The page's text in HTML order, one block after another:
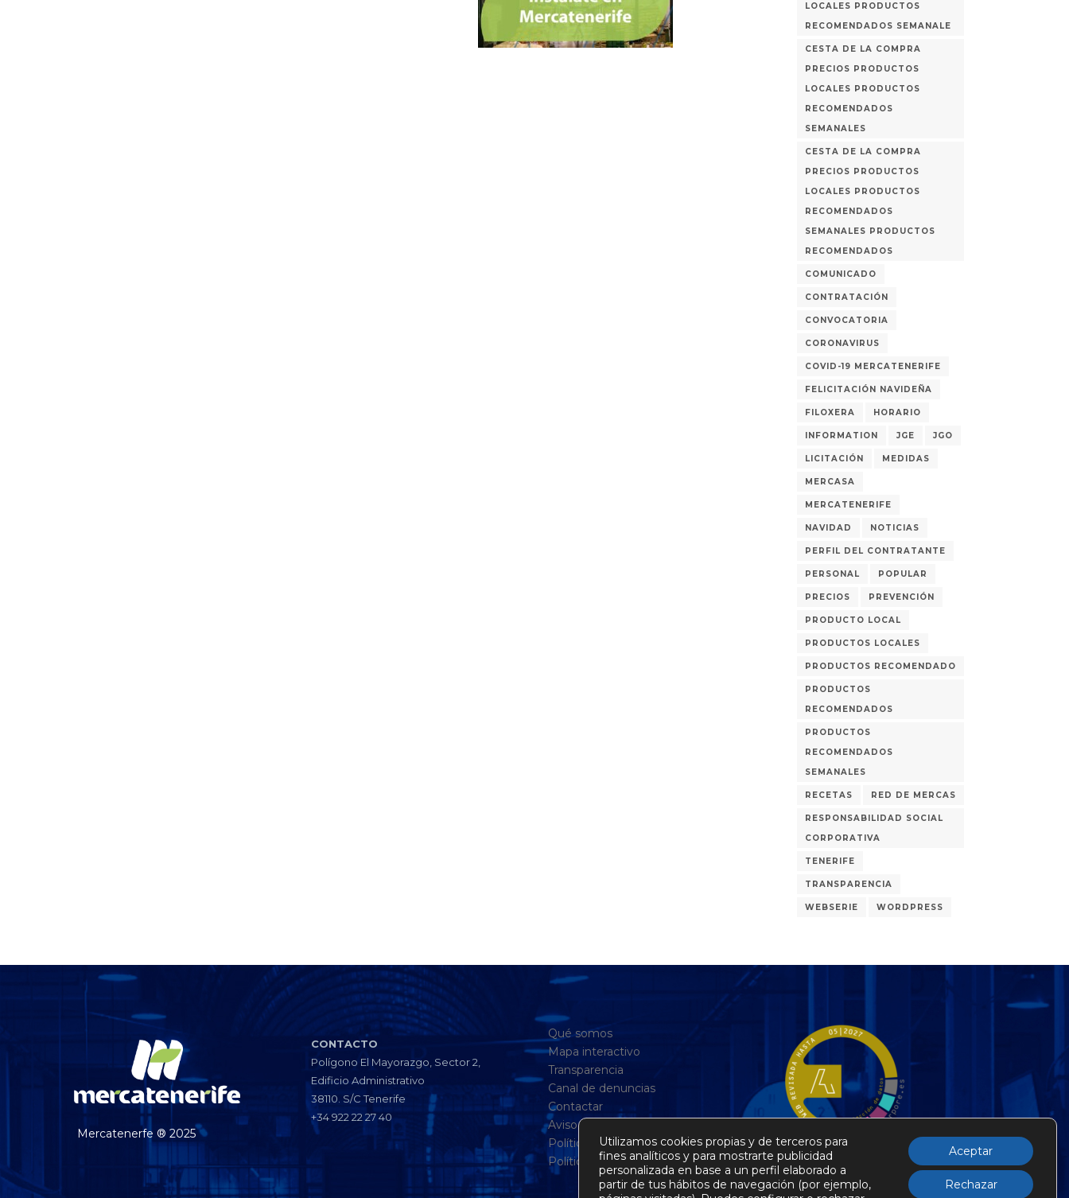
LOCALES PRODUCTOS
RECOMENDADOS SEMANALE
CESTA DE LA COMPRA
PRECIOS PRODUCTOS
LOCALES PRODUCTOS
RECOMENDADOS
SEMANALES
CESTA DE LA COMPRA
PRECIOS PRODUCTOS
LOCALES PRODUCTOS
RECOMENDADOS
SEMANALES PRODUCTOS
RECOMENDADOS
COMUNICADO
CONTRATACIÓN
CONVOCATORIA
CORONAVIRUS
COVID-19 MERCATENERIFE
FELICITACIÓN NAVIDEÑA
FILOXERA HORARIO
INFORMATION JGE JGO
LICITACIÓN MEDIDAS
MERCASA
MERCATENERIFE
NAVIDAD NOTICIAS
PERFIL DEL CONTRATANTE
PERSONAL POPULAR
PRECIOS PREVENCIÓN
PRODUCTO LOCAL
PRODUCTOS LOCALES
PRODUCTOS RECOMENDADO
PRODUCTOS
RECOMENDADOS
PRODUCTOS
RECOMENDADOS
SEMANALES
RECETAS RED DE MERCAS
RESPONSABILIDAD SOCIAL
CORPORATIVA
TENERIFE
TRANSPARENCIA
WEBSERIE WORDPRESS
Mercatenerfe ® 2025
CONTACTO
Polígono El Mayorazgo, Sector 2,
Edificio Administrativo
38110. S/C Tenerife
+34 922 22 27 40
Qué somos
Mapa interactivo
Transparencia
Canal de denuncias
Contactar
Aviso legal
Política de privacidad
Política de cookies
Utilizamos cookies propias y de terceros para
fines analíticos y para mostrarte publicidad
personalizada en base a un perfil elaborado a
partir de tus hábitos de navegación (por ejemplo,
Aceptar
Rechazar